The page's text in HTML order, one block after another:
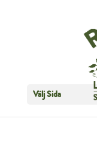
Välj Sida